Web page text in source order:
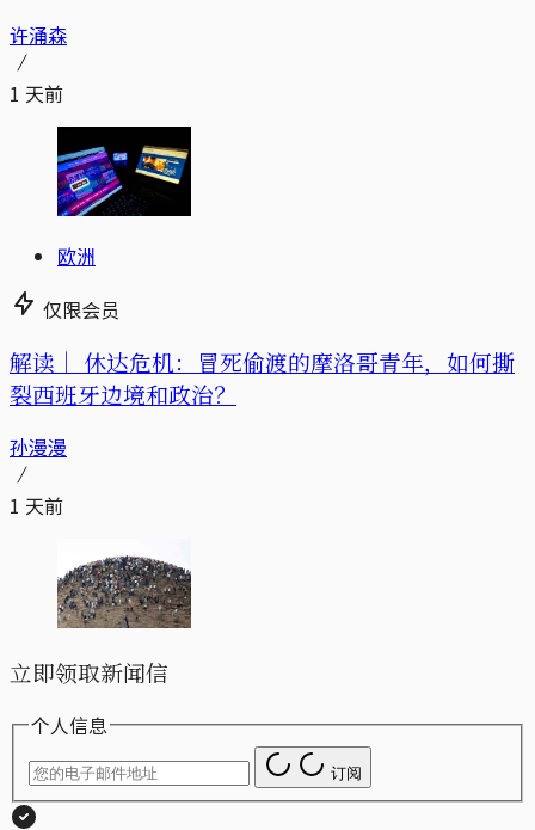
许涌森
1 天前
欧洲
仅限会员
解读｜ 休达危机：冒死偷渡的摩洛哥青年，如何撕
裂西班牙边境和政治？
孙漫漫
1 天前
立即领取新闻信
个人信息
订阅